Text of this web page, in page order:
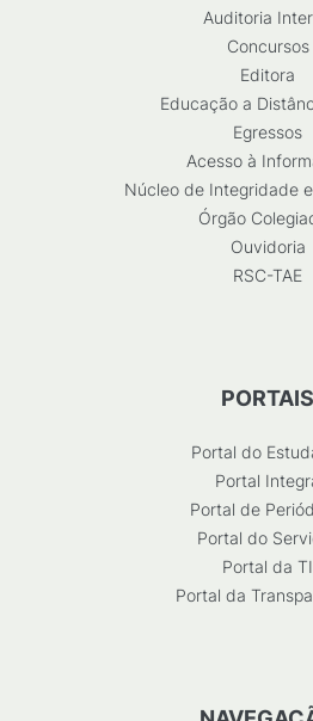
Auditoria
Concursos
Editora
Educação a
Egressos
Acesso à
Núcleo de Integridade
Órgão
Ouvidoria
RSC-TAE
PORTAIS
Portal do
Portal
Portal de
Portal do
Portal da TI
Portal da